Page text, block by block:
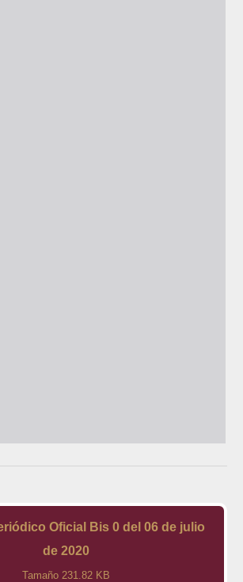
Oficial Bis 0 del 06 de julio
de 2020
Tamaño 231.82 KB